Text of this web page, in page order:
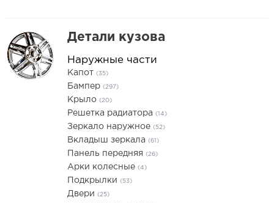
Детали кузова
Наружные части
Капот (35)
Бампер (297)
Крыло (20)
Решетка радиатора (14)
Зеркало наружное (52)
Вкладыш зеркала (61)
Панель передняя (26)
Арки колесные (4)
Подкрылки (53)
Двери (25)